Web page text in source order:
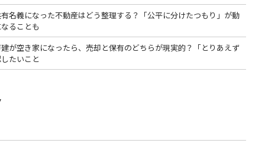
名義になった不動産はどう整理する？「公平に分けたつもり」が動
ることも
が空き家になったら、売却と保有のどちらが現実的？「とりあえず
たいこと